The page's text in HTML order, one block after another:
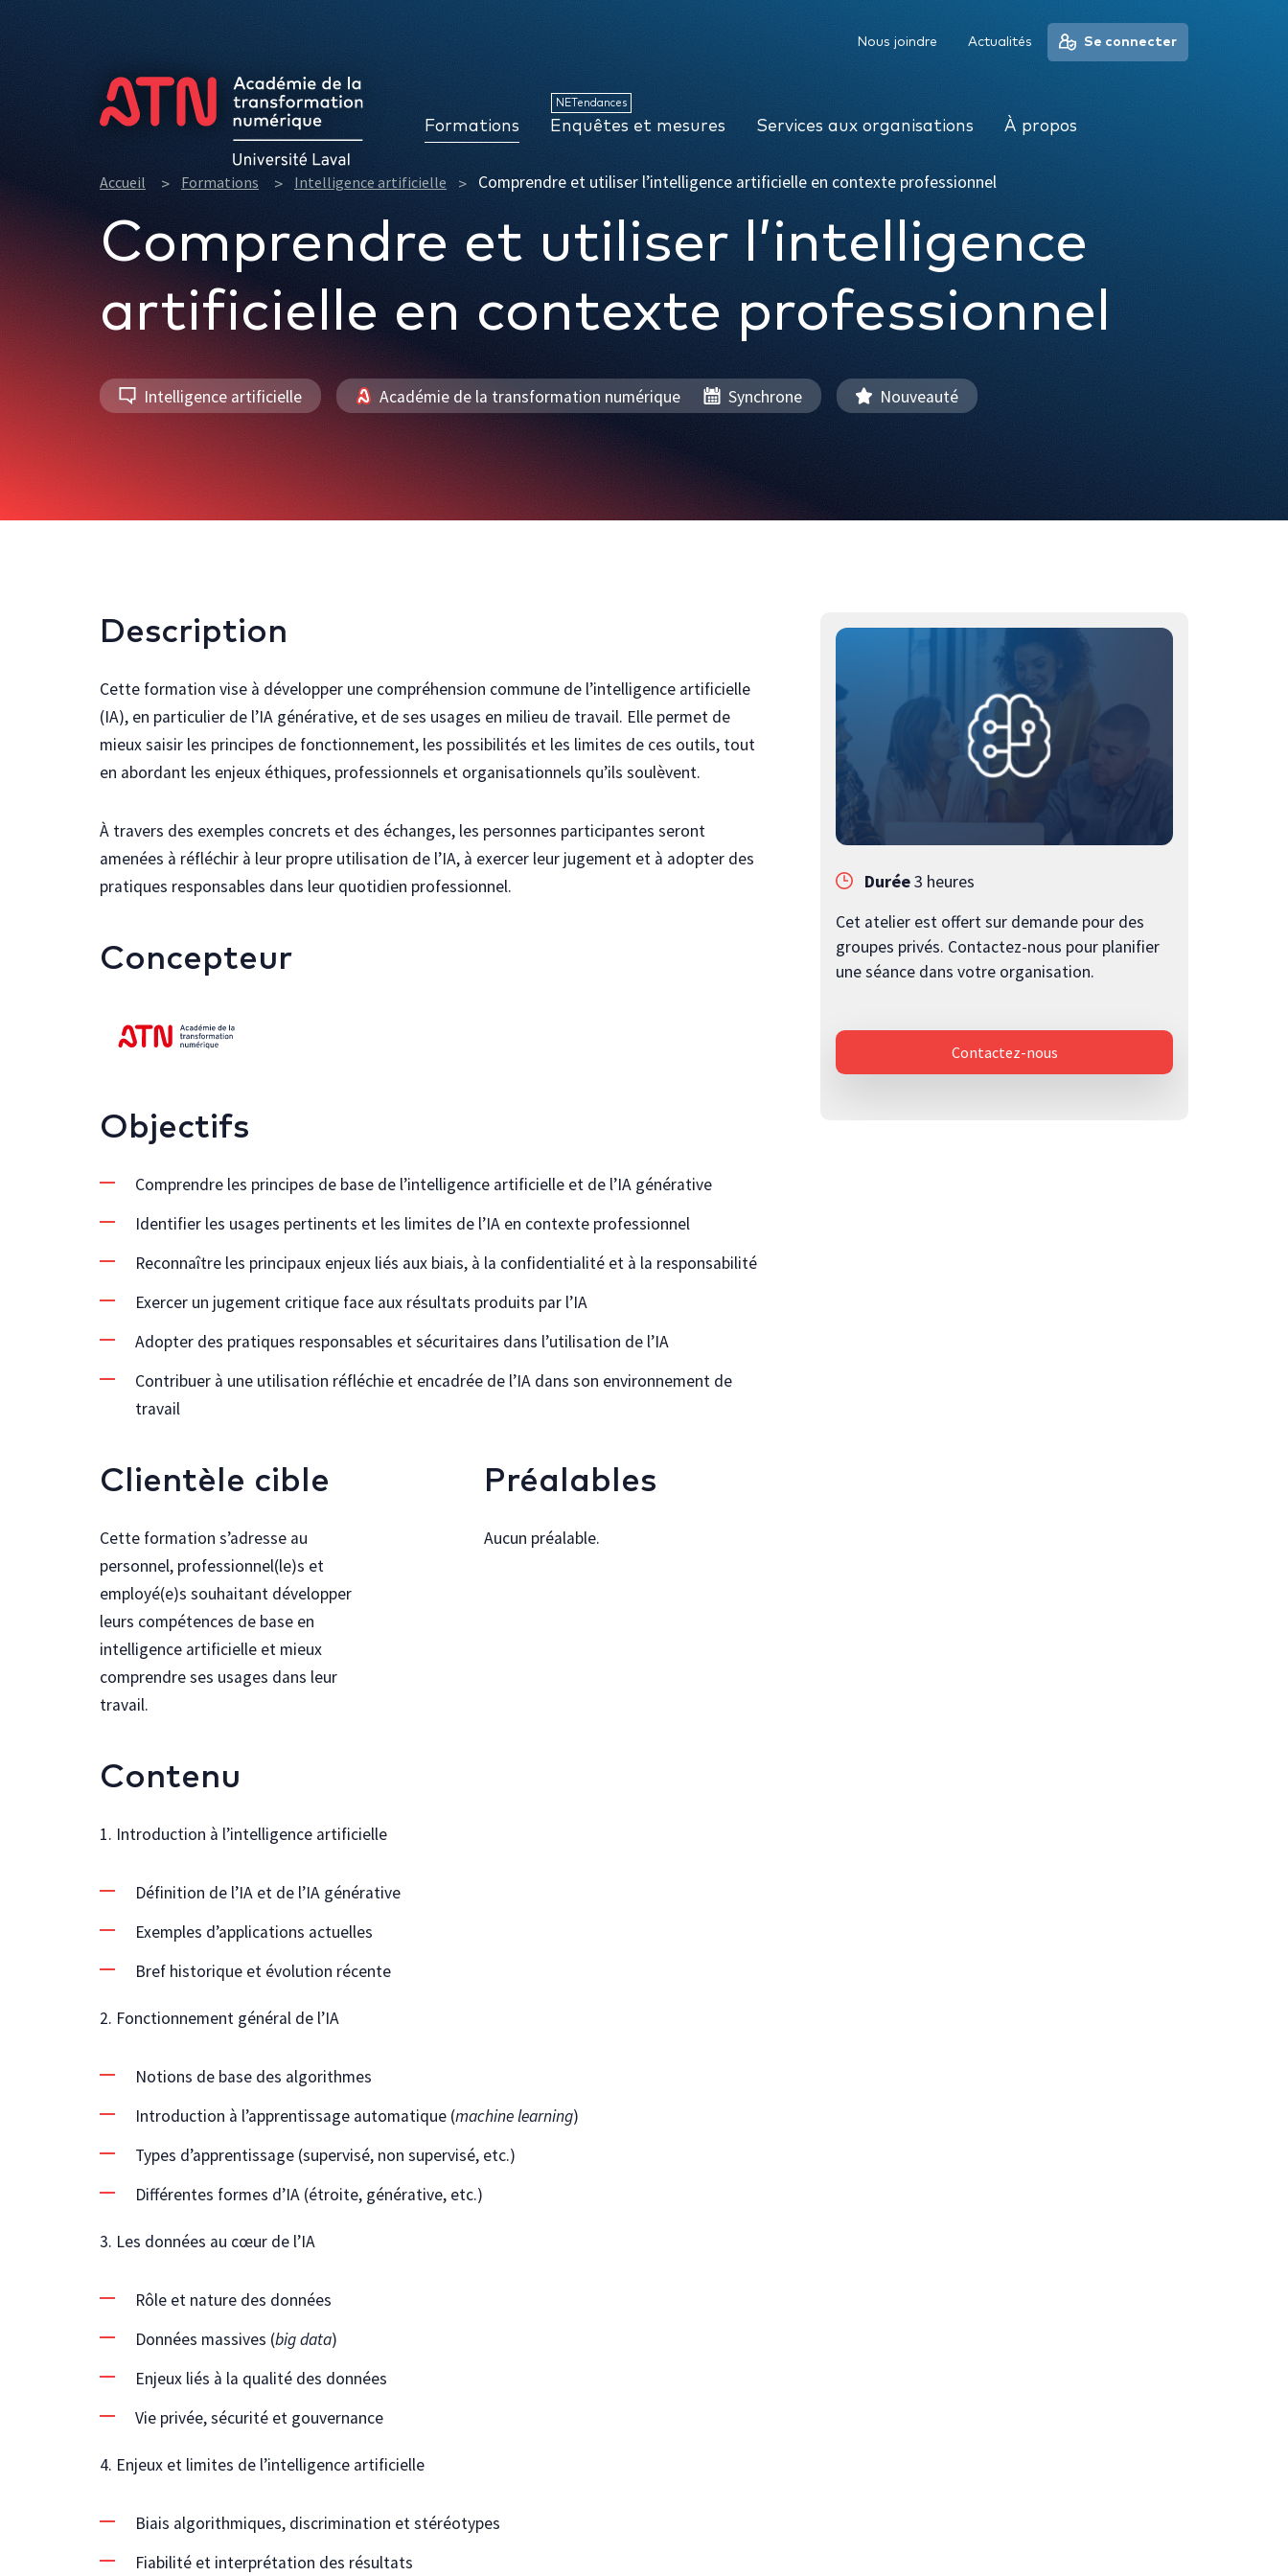
Accueil Formations Intelligence artificielle Comprendre et utiliser l’intelligence artificielle en contexte professionnel
Comprendre et utiliser l’intelligence
artificielle en contexte professionnel
Intelligence artificielle Académie de la transformation numérique Synchrone Nouveauté
Description
Cette formation vise à développer une compréhension commune de l’intelligence artificielle
(IA), en particulier de l’IA générative, et de ses usages en milieu de travail. Elle permet de
mieux saisir les principes de fonctionnement, les possibilités et les limites de ces outils, tout
en abordant les enjeux éthiques, professionnels et organisationnels qu’ils soulèvent.
À travers des exemples concrets et des échanges, les personnes participantes seront
amenées à réfléchir à leur propre utilisation de l’IA, à exercer leur jugement et à adopter des
pratiques responsables dans leur quotidien professionnel.
Concepteur
Objectifs
Comprendre les principes de base de l’intelligence artificielle et de l’IA générative
Identifier les usages pertinents et les limites de l’IA en contexte professionnel
Reconnaître les principaux enjeux liés aux biais, à la confidentialité et à la responsabilité
Exercer un jugement critique face aux résultats produits par l’IA
Adopter des pratiques responsables et sécuritaires dans l’utilisation de l’IA
Contribuer à une utilisation réfléchie et encadrée de l’IA dans son environnement de
travail
Clientèle cible
Cette formation s’adresse au
personnel, professionnel(le)s et
employé(e)s souhaitant développer
leurs compétences de base en
intelligence artificielle et mieux
comprendre ses usages dans leur
travail.
Préalables
Aucun préalable.
Contenu
1. Introduction à l’intelligence artificielle
Définition de l’IA et de l’IA générative
Exemples d’applications actuelles
Bref historique et évolution récente
2. Fonctionnement général de l’IA
Notions de base des algorithmes
Introduction à l’apprentissage automatique (machine learning)
Types d’apprentissage (supervisé, non supervisé, etc.)
Différentes formes d’IA (étroite, générative, etc.)
3. Les données au cœur de l’IA
Rôle et nature des données
Données massives (big data)
Enjeux liés à la qualité des données
Vie privée, sécurité et gouvernance
4. Enjeux et limites de l’intelligence artificielle
Biais algorithmiques, discrimination et stéréotypes
Fiabilité et interprétation des résultats
Durée3 heures
Cet atelier est offert sur demande pour des
groupes privés. Contactez-nous pour planifier
une séance dans votre organisation.
Contactez-nous
Nous joindre Actualités Se connecter
Formations Enquêtes et mesures
NETendances
Services aux organisations À propos
À propos